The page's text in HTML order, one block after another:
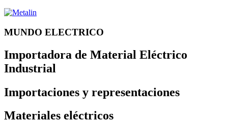
MUNDO ELECTRICO
Importadora de Material Eléctrico
Industrial
Importaciones y representaciones
Materiales eléctricos